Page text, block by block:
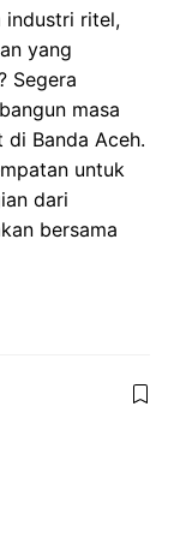
industri ritel,
yang
Segera
masa
Banda Aceh.
untuk
dari
bersama